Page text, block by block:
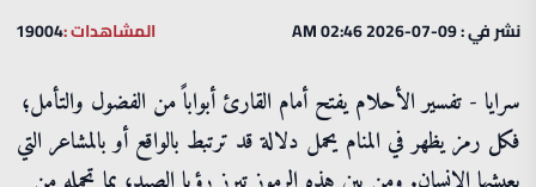
نشر في : 09-07-2026 02:46 AM المشاهدات :19004
سرايا - تفسير الأحلام يفتح أمام القارئ أبواباً من الفضول والتأمل؛
فكل رمز يظهر في المنام يحمل دلالة قد ترتبط بالواقع أو بالمشاعر التي